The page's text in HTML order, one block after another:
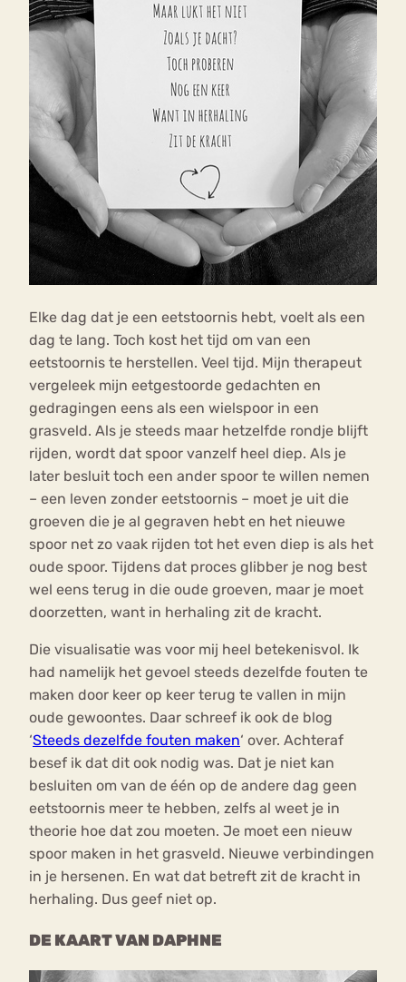
Elke dag dat je een eetstoornis hebt, voelt als een
dag te lang. Toch kost het tijd om van een
eetstoornis te herstellen. Veel tijd. Mijn therapeut
vergeleek mijn eetgestoorde gedachten en
gedragingen eens als een wielspoor in een
grasveld. Als je steeds maar hetzelfde rondje blijft
rijden, wordt dat spoor vanzelf heel diep. Als je
later besluit toch een ander spoor te willen nemen
– een leven zonder eetstoornis – moet je uit die
groeven die je al gegraven hebt en het nieuwe
spoor net zo vaak rijden tot het even diep is als het
oude spoor. Tijdens dat proces glibber je nog best
wel eens terug in die oude groeven, maar je moet
doorzetten, want in herhaling zit de kracht.
Die visualisatie was voor mij heel betekenisvol. Ik
had namelijk het gevoel steeds dezelfde fouten te
maken door keer op keer terug te vallen in mijn
oude gewoontes. Daar schreef ik ook de blog
‘Steeds dezelfde fouten maken‘ over. Achteraf
besef ik dat dit ook nodig was. Dat je niet kan
besluiten om van de één op de andere dag geen
eetstoornis meer te hebben, zelfs al weet je in
theorie hoe dat zou moeten. Je moet een nieuw
spoor maken in het grasveld. Nieuwe verbindingen
in je hersenen. En wat dat betreft zit de kracht in
herhaling. Dus geef niet op.
DE KAART VAN DAPHNE